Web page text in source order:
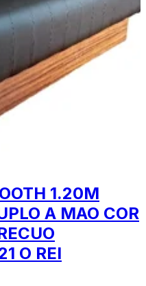
1.20M
A MAO COR
O REI